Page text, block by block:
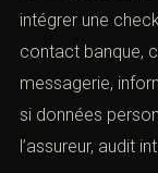
intégrer une
contact banque,
messagerie,
si données
l’assureur, audit